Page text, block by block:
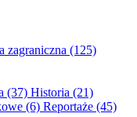
zagraniczna (125)
(37) Historia (21)
(6) Reportaże (45)